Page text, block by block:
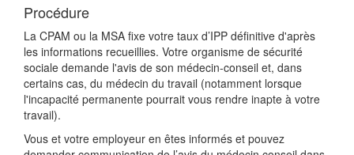
Procédure
La CPAM ou la MSA fixe votre taux d’IPP définitive d'après
les informations recueillies. Votre organisme de sécurité
sociale demande l'avis de son médecin-conseil et, dans
certains cas, du médecin du travail (notamment lorsque
l'incapacité permanente pourrait vous rendre inapte à votre
travail).
Vous et votre employeur en êtes informés et pouvez